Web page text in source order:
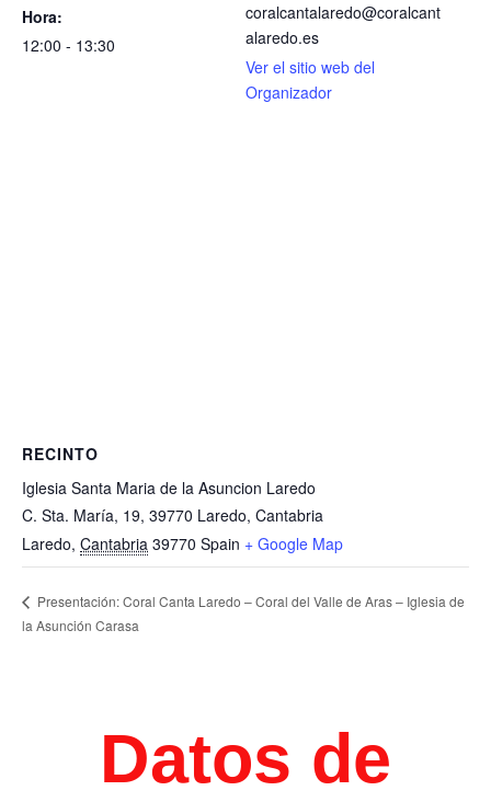
Hora:
12:00 - 13:30
coralcantalaredo@coralcant
alaredo.es
Ver el sitio web del
Organizador
RECINTO
Iglesia Santa Maria de la Asuncion Laredo
C. Sta. María, 19, 39770 Laredo, Cantabria
Laredo, Cantabria 39770 Spain + Google Map
Presentación: Coral Canta Laredo – Coral del Valle de Aras – Iglesia de
la Asunción Carasa
Datos de